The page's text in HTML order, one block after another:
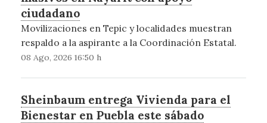
ciudadano
Movilizaciones en Tepic y localidades muestran
respaldo a la aspirante a la Coordinación Estatal.
08 Ago, 2026 16:50 h
Sheinbaum entrega Vivienda para el
Bienestar en Puebla este sábado